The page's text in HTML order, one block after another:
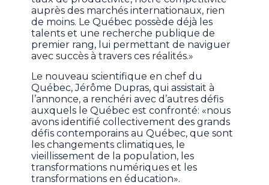
auprès des marchés internationaux, rien
de moins. Le Québec possède déjà les
talents et une recherche publique de
premier rang, lui permettant de naviguer
avec succès à travers ces réalités.»
Le nouveau scientifique en chef du
Québec, Jérôme Dupras, qui assistait à
l’annonce, a renchéri avec d’autres défis
auxquels le Québec est confronté: «nous
avons identifié collectivement des grands
défis contemporains au Québec, que sont
les changements climatiques, le
vieillissement de la population, les
transformations numériques et les
transformations en éducation».